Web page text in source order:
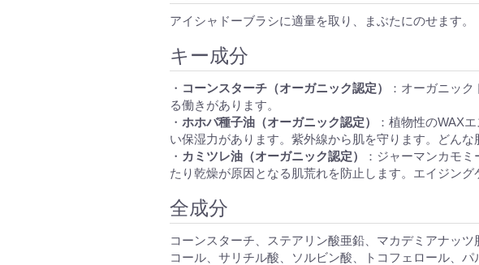
アイシャドーブラシに適量を取り、まぶたにのせます。
キー成分
・ コーンスターチ（オーガニック認定）
：オーガニッ
る働きがあります。
・ ホホバ種子油（オーガニック認定）
：植物性のWAX
い保湿力があります。紫外線から肌を守ります。どんな
・ カミツレ油（オーガニック認定）
：ジャーマンカモ
たり乾燥が原因となる肌荒れを防止します。エイジング
全成分
コーンスターチ、ステアリン酸亜鉛、マカデミアナッ
コール、サリチル酸、ソルビン酸、トコフェロール、